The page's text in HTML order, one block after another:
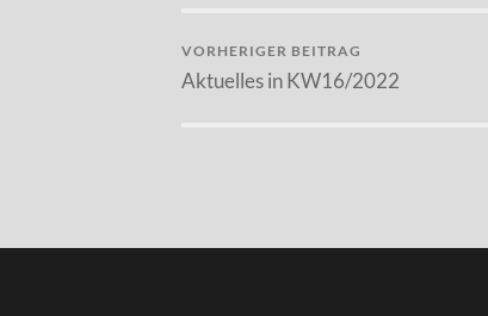
VORHERIGER BEITRAG
Aktuelles in KW16/2022